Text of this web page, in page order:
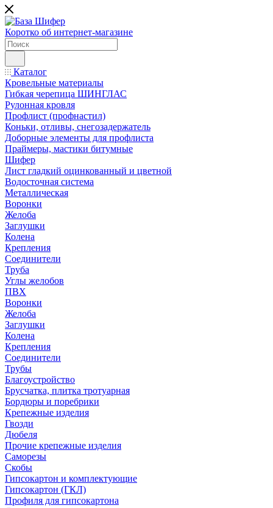
Коротко об интернет-магазине
Каталог
Кровельные материалы
Гибкая черепица ШИНГЛАС
Рулонная кровля
Профлист (профнастил)
Коньки, отливы, снегозадержатель
Доборные элементы для профлиста
Праймеры, мастики битумные
Шифер
Лист гладкий оцинкованный и цветной
Водосточная система
Металлическая
Воронки
Желоба
Заглушки
Колена
Крепления
Соединители
Труба
Углы желобов
ПВХ
Воронки
Желоба
Заглушки
Колена
Крепления
Соединители
Трубы
Благоустройство
Брусчатка, плитка тротуарная
Бордюры и поребрики
Крепежные изделия
Гвозди
Дюбеля
Прочие крепежные изделия
Саморезы
Скобы
Гипсокартон и комплектующие
Гипсокартон (ГКЛ)
Профиля для гипсокартона